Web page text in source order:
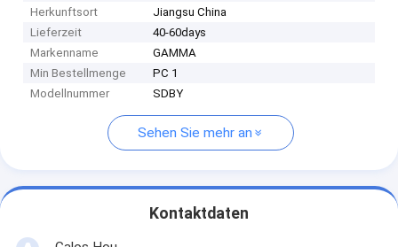
Herkunftsort
Jiangsu China
Lieferzeit
40-60days
Markenname
GAMMA
Min Bestellmenge
PC 1
Modellnummer
SDBY
Sehen Sie mehr an
Kontaktdaten